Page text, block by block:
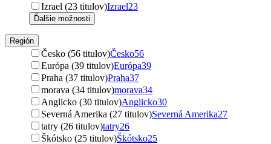
Izrael (23 titulov)Izrael23
Ďalšie možnosti
Región
Česko (56 titulov)Česko56
Európa (39 titulov)Európa39
Praha (37 titulov)Praha37
morava (34 titulov)morava34
Anglicko (30 titulov)Anglicko30
Severná Amerika (27 titulov)Severná Amerika27
tatry (26 titulov)tatry26
Škótsko (25 titulov)Škótsko25